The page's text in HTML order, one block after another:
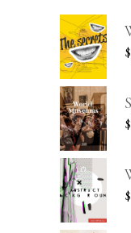
$
$
$